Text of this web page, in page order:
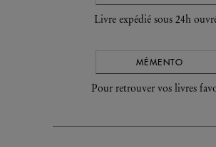
Livre expédié sous 24h
MÉMENTO
Pour retrouver vos livres